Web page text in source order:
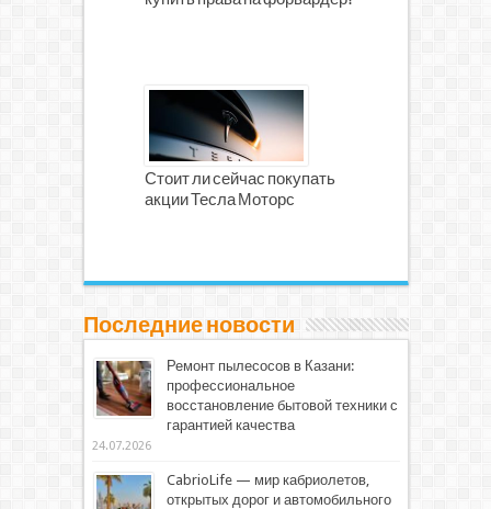
Стоит ли сейчас покупать
акции Тесла Моторс
Последние новости
Ремонт пылесосов в Казани:
профессиональное
восстановление бытовой техники с
гарантией качества
24.07.2026
CabrioLife — мир кабриолетов,
открытых дорог и автомобильного